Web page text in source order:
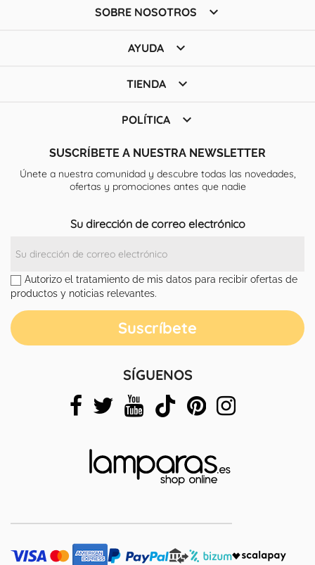
SOBRE NOSOTROS 
AYUDA 
TIENDA 
POLÍTICA 
SUSCRÍBETE A NUESTRA NEWSLETTER
Únete a nuestra comunidad y descubre todas las novedades,
ofertas y promociones antes que nadie
Su dirección de correo electrónico
Autorizo el tratamiento de mis datos para recibir ofertas de
productos y noticias relevantes.
SÍGUENOS